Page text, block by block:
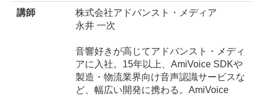
講師
株式会社アドバンスト・メディア
永井 一次
音響好きが高じてアドバンスト・メディ
アに入社。15年以上、AmiVoice SDKや
製造・物流業界向け音声認識サービスな
ど、幅広い開発に携わる。AmiVoice